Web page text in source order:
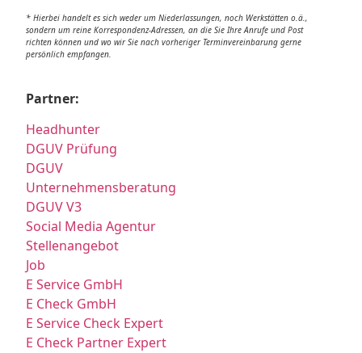
* Hierbei handelt es sich weder um Niederlassungen, noch Werkstätten o.ä.,
sondern um reine Korrespondenz-Adressen, an die Sie Ihre Anrufe und Post
richten können und wo wir Sie nach vorheriger Terminvereinbarung gerne
persönlich empfangen.
Partner:
Headhunter
DGUV Prüfung
DGUV
Unternehmensberatung
DGUV V3
Social Media Agentur
Stellenangebot
Job
E Service GmbH
E Check GmbH
E Service Check Expert
E Check Partner Expert